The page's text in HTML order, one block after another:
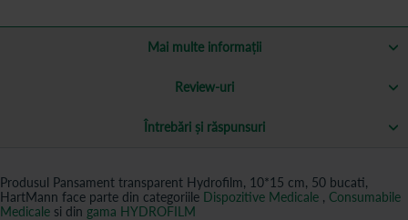
Mai multe informații
Review-uri
Întrebări și răspunsuri
Produsul Pansament transparent Hydrofilm, 10*15 cm, 50 bucati,
HartMann face parte din categoriile Dispozitive Medicale , Consumabile
Medicale si din gama HYDROFILM